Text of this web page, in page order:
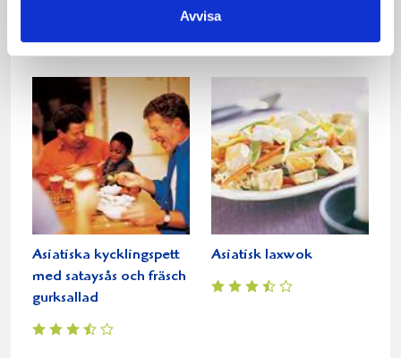
Avvisaoch krämig sås
Asiatiska kycklingspett
med sataysås och fräsch
gurksallad
Asiatisk laxwok